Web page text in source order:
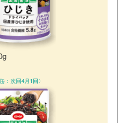
：次回4月1回〉